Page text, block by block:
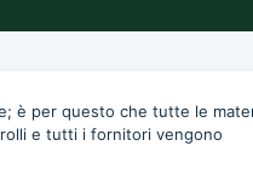
è per questo che tutte le
e tutti i fornitori vengono